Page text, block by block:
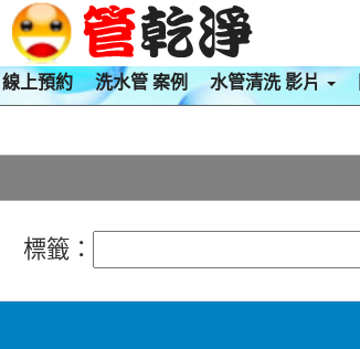
線上預約 洗水管 案例 水管清洗 影片
標籤：